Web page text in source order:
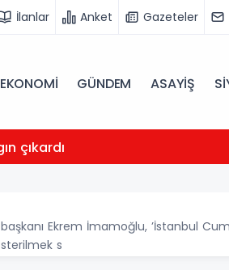
İlanlar Anket Gazeteler
EKONOMİ GÜNDEM ASAYİŞ
çıkardı
Ekrem İmamoğlu, ’İstanbul
s